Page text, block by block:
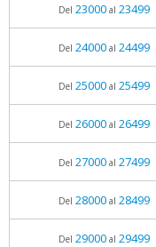
Del 23000al 23499
Del 24000al 24499
Del 25000al 25499
Del 26000al 26499
Del 27000al 27499
Del 28000al 28499
Del 29000al 29499